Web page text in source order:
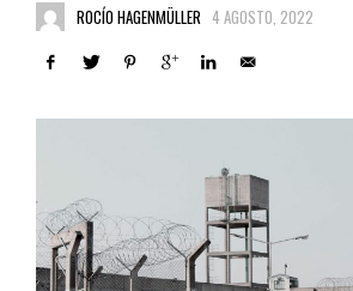
ROCÍO HAGENMÜLLER 4 AGOSTO, 2022